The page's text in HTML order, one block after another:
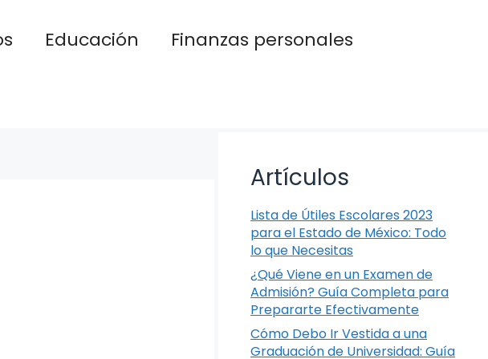
Educación
Finanzas personales
Artículos
Lista de Útiles Escolares 2023
para el Estado de México: Todo
lo que Necesitas
¿Qué Viene en un Examen de
Admisión? Guía Completa para
Prepararte Efectivamente
Cómo Debo Ir Vestida a una
Graduación de Universidad: Guía